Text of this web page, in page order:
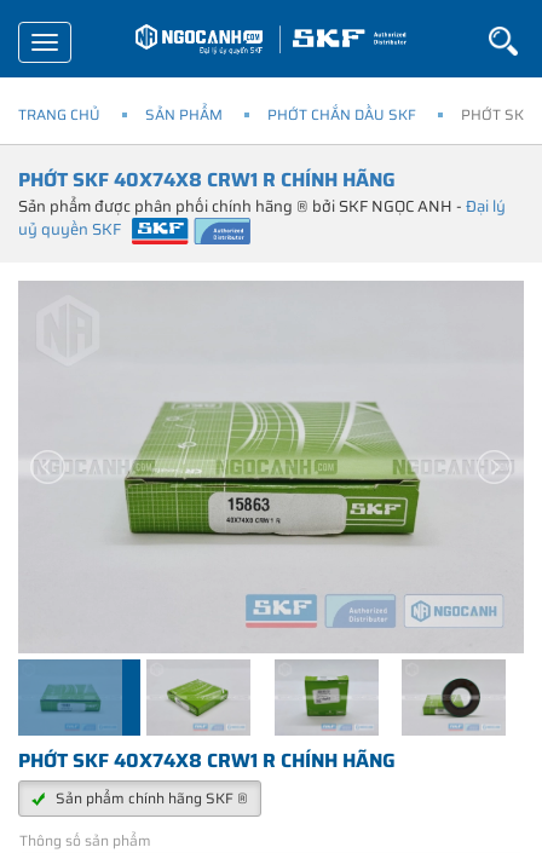
Toggle
navigation
TRANG CHỦ SẢN PHẨM PHỚT CHẮN DẦU SKF PHỚT SKF
PHỚT SKF 40X74X8 CRW1 R CHÍNH HÃNG
Sản phẩm được phân phối chính hãng ® bởi SKF NGỌC ANH -Đại lý
uỷ quyền SKF
PHỚT SKF 40X74X8 CRW1 R CHÍNH HÃNG
Sản phẩm chính hãng SKF ®
Thông số sản phẩm